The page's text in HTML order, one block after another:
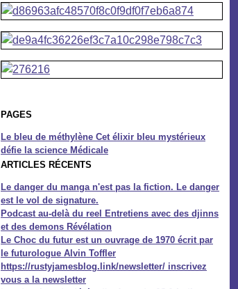
PAGES
Le bleu de méthylène Cet élixir bleu mystérieux
défie la science Médicale
ARTICLES RÉCENTS
Le danger du manga n'est pas la fiction. Le danger
est le vol de signature.
Podcast au-delà du reel Entretiens avec des djinns
et des demons Révélation
Le Choc du futur est un ouvrage de 1970 écrit par
le futurologue Alvin Toffler
https://rustyjamesblog.link/newsletter/ inscrivez
vous a la newsletter